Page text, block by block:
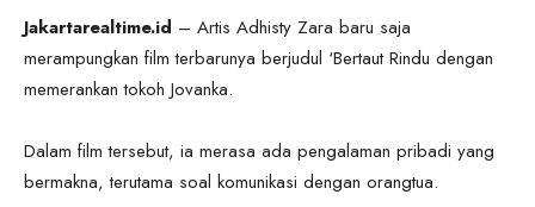
Jakartarealtime.id – Artis Adhisty Zara baru saja
merampungkan film terbarunya berjudul ‘Bertaut Rindu dengan
memerankan tokoh Jovanka.
Dalam film tersebut, ia merasa ada pengalaman pribadi yang
bermakna, terutama soal komunikasi dengan orangtua.